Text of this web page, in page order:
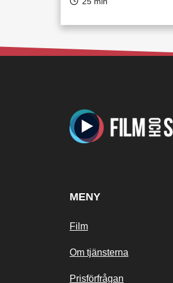
MENY
Film
Om tjänsterna
Prisförfrågan